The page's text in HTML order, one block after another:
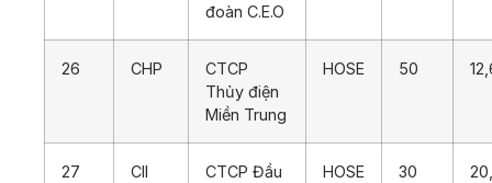
đoàn C.E.O
26 CHP
CTCP
Thủy điện
Miền Trung
HOSE 50
27 CII
CTCP Đầu
HOSE 30